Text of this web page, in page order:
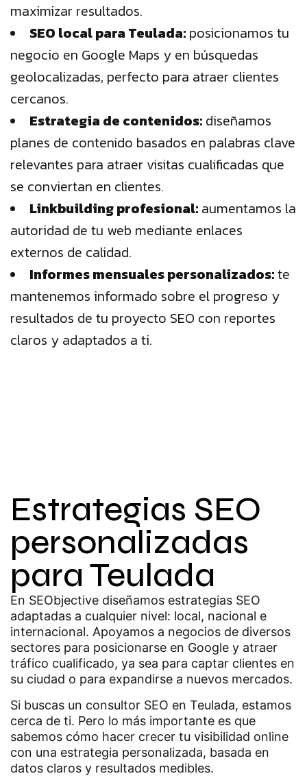
maximizar resultados.
SEO local para Teulada: posicionamos tu
negocio en Google Maps y en búsquedas
geolocalizadas, perfecto para atraer clientes
cercanos.
Estrategia de contenidos: diseñamos
planes de contenido basados en palabras clave
relevantes para atraer visitas cualificadas que
se conviertan en clientes.
Linkbuilding profesional: aumentamos la
autoridad de tu web mediante enlaces
externos de calidad.
Informes mensuales personalizados:te
mantenemos informado sobre el progreso y
resultados de tu proyecto SEO con reportes
claros y adaptados a ti.
Estrategias SEO
personalizadas
para Teulada
En SEObjective diseñamos estrategias SEO
adaptadas a cualquier nivel: local, nacional e
internacional. Apoyamos a negocios de diversos
sectores para posicionarse en Google y atraer
tráfico cualificado, ya sea para captar clientes en
su ciudad o para expandirse a nuevos mercados.
Si buscas un consultor SEO en Teulada, estamos
cerca de ti. Pero lo más importante es que
sabemos cómo hacer crecer tu visibilidad online
con una estrategia personalizada, basada en
datos claros y resultados medibles.